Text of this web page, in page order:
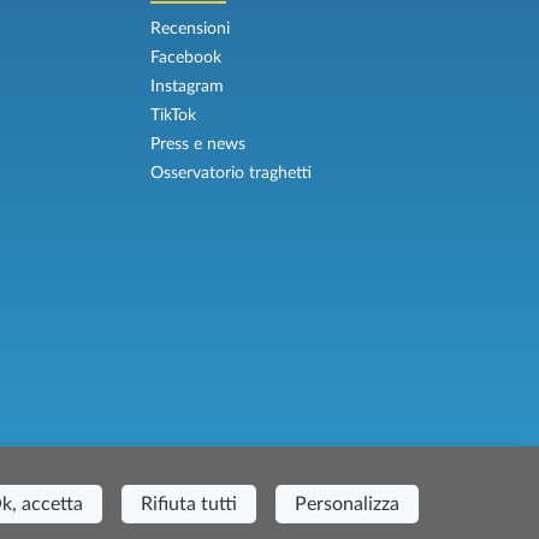
Recensioni
Facebook
Instagram
TikTok
Press e news
Osservatorio traghetti
Casa del Duca, 1 - 57037 Portoferraio (LI)
Viaggi ASSIMUTUA Fideiussione N° 026004
accetta Rifiuta tutti Personalizza